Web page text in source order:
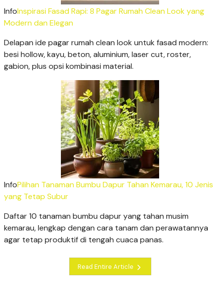
InfoInspirasi Fasad Rapi: 8 Pagar Rumah Clean Look yang
Modern dan Elegan
Delapan ide pagar rumah clean look untuk fasad modern:
besi hollow, kayu, beton, aluminium, laser cut, roster,
gabion, plus opsi kombinasi material.
InfoPilihan Tanaman Bumbu Dapur Tahan Kemarau, 10 Jenis
yang Tetap Subur
Daftar 10 tanaman bumbu dapur yang tahan musim
kemarau, lengkap dengan cara tanam dan perawatannya
agar tetap produktif di tengah cuaca panas.
Read Entire Article